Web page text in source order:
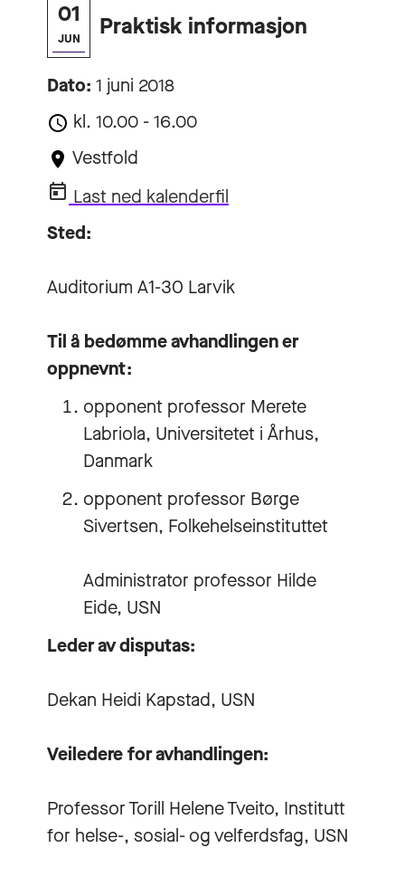
01
JUN Praktisk informasjon
Dato: 1 juni 2018
kl. 10.00 - 16.00
Vestfold
Last ned kalenderfil
Sted:
Auditorium A1-30 Larvik
Til å bedømme avhandlingen er
oppnevnt:
opponent professor Merete
Labriola, Universitetet i Århus,
Danmark
opponent professor Børge
Sivertsen, Folkehelseinstituttet
Administrator professor Hilde
Eide, USN
Leder av disputas:
Dekan Heidi Kapstad, USN
Veiledere for avhandlingen:
Professor Torill Helene Tveito, Institutt
for helse-, sosial- og velferdsfag, USN